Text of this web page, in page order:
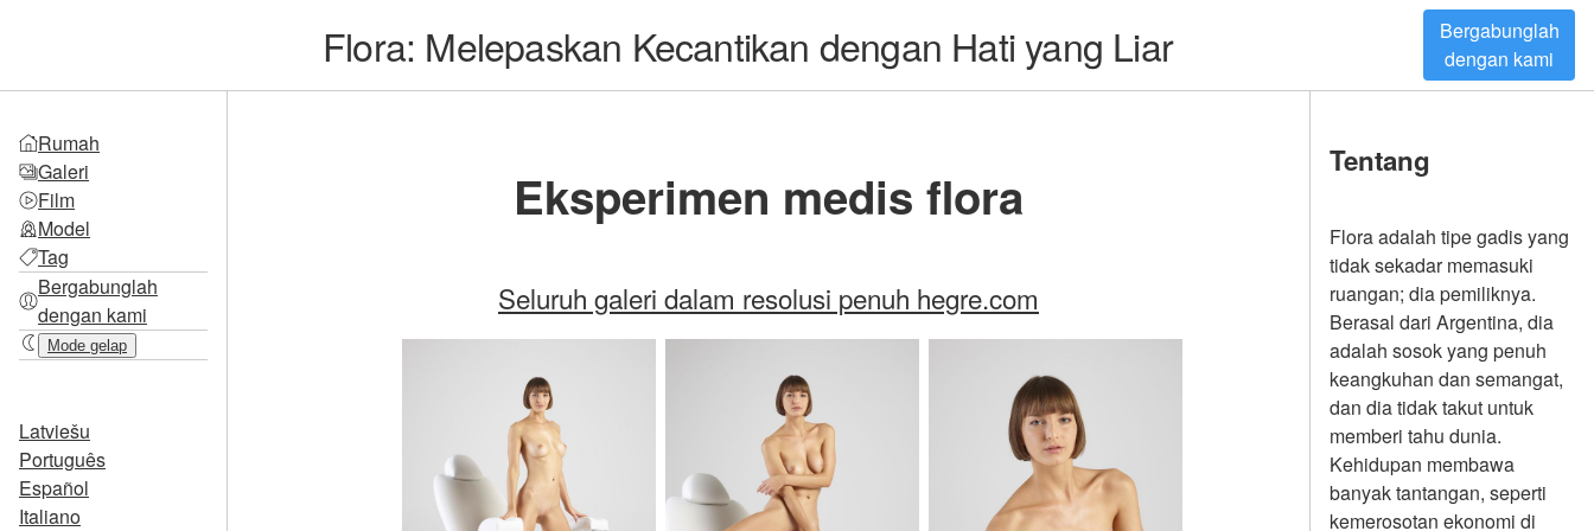
Flora: Melepaskan Kecantikan dengan Hati yang Liar
Bergabunglah
dengan kami
Rumah
Galeri
Film
Model
Tag
Bergabunglah
dengan kami
Mode gelap
Latviešu
Português
Español
Italiano
Eksperimen medis flora
Seluruh galeri dalam resolusi penuh hegre.com
Tentang
Flora adalah tipe gadis yang
tidak sekadar memasuki
ruangan; dia pemiliknya.
Berasal dari Argentina, dia
adalah sosok yang penuh
keangkuhan dan semangat,
dan dia tidak takut untuk
memberi tahu dunia.
Kehidupan membawa
banyak tantangan, seperti
kemerosotan ekonomi di